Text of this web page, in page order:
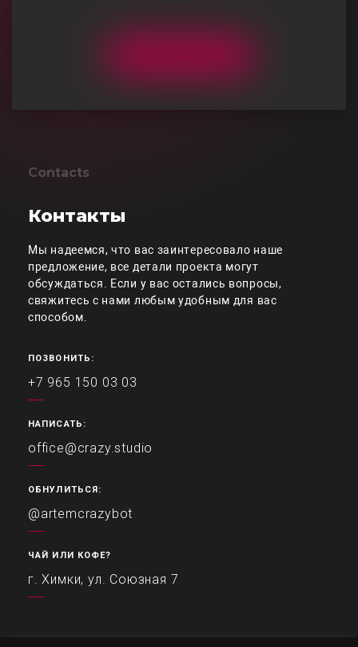
Contacts
Контакты
Мы надеемся, что вас заинтересовало наше
предложение, все детали проекта могут
обсуждаться. Если у вас остались вопросы,
свяжитесь с нами любым удобным для вас
способом.
ПОЗВОНИТЬ:
+7 965 150 03 03
НАПИСАТЬ:
office@crazy.studio
ОБНУЛИТЬСЯ:
@artemcrazybot
ЧАЙ ИЛИ КОФЕ?
г. Химки, ул. Союзная 7